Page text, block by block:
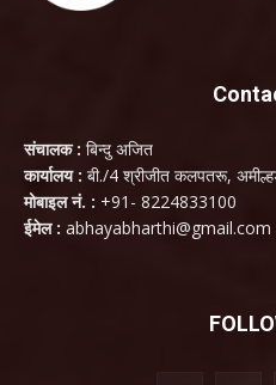
संचालक : बिन्दु अजित
कार्यालय : बी./4 श्रीजीत कलपतरू,
मोबाइल नं. : +91- 8224833100
ईमेल : abhayabharthi@gmail.com